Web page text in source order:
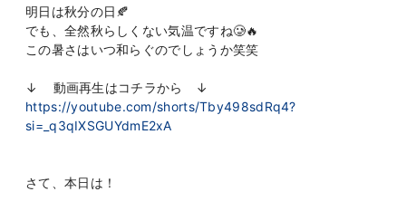
明日は秋分の日🍂
でも、全然秋らしくない気温ですね🥲🔥
この暑さはいつ和らぐのでしょうか笑笑
↓ 動画再生はコチラから ↓
https://youtube.com/shorts/Tby498sdRq4?
si=_q3qIXSGUYdmE2xA
さて、本日は！